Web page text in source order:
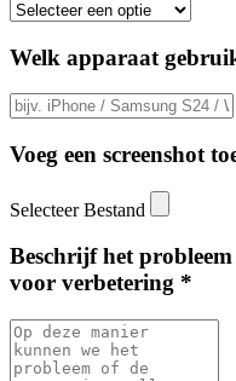
Welk apparaat
Voeg een screenshot
Selecteer Bestand
Beschrijf het
voor verbetering *